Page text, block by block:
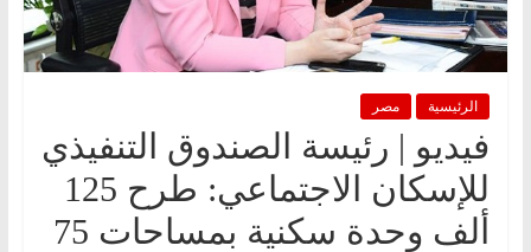
الرئيسية مصر
فيديو | رئيسة الصندوق التنفيذي
للإسكان الاجتماعي: طرح 125
ألف وحدة سكنية بمساحات 75